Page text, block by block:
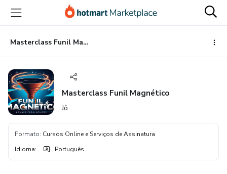
para
conteúdo
principal
para
pagamento
para
rodapé
Masterclass Funil Magnético
Masterclass Funil Magnético
Jô
Formato: Cursos Online e Serviços de Assinatura
Idioma: Português